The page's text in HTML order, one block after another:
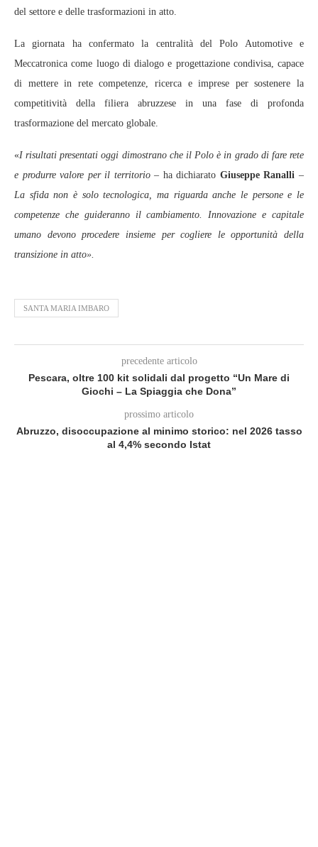
del settore e delle trasformazioni in atto.
La giornata ha confermato la centralità del Polo Automotive e
Meccatronica come luogo di dialogo e progettazione condivisa, capace
di mettere in rete competenze, ricerca e imprese per sostenere la
competitività della filiera abruzzese in una fase di profonda
trasformazione del mercato globale.
«I risultati presentati oggi dimostrano che il Polo è in grado di fare rete
e produrre valore per il territorio– ha dichiarato Giuseppe Ranalli –
La sfida non è solo tecnologica, ma riguarda anche le persone e le
competenze che guideranno il cambiamento. Innovazione e capitale
umano devono procedere insieme per cogliere le opportunità della
transizione in atto».
SANTA MARIA IMBARO
precedente articolo
Pescara, oltre 100 kit solidali dal progetto “Un Mare di
Giochi – La Spiaggia che Dona”
prossimo articolo
Abruzzo, disoccupazione al minimo storico: nel 2026 tasso
al 4,4% secondo Istat